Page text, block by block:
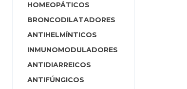
HOMEOPÁTICOS
BRONCODILATADORES
ANTIHELMÍNTICOS
INMUNOMODULADORES
ANTIDIARREICOS
ANTIFÚNGICOS